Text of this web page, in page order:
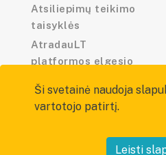
Atsiliepimų teikimo
taisyklės
AtradauLT
platformos elgesio
Ši svetainė naudoja
vartotojo patirtį.
Leisti